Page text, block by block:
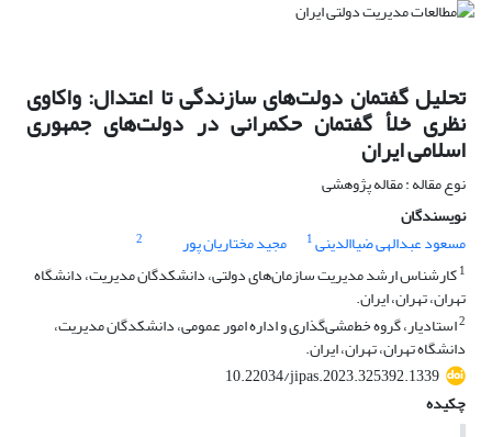
تحلیل گفتمان دولت‌های سازندگی تا اعتدال: واکاوی
نظری خلأ گفتمان حکمرانی در دولت‌های جمهوری
اسلامی ایران
نوع مقاله : مقاله پژوهشی
نویسندگان
مسعود عبدالهی ضیاالدینی1 مجید مختاریان پور
2
1کارشناس ارشد مدیریت سازمان‌های دولتی، دانشکدگان مدیریت، دانشگاه
تهران، تهران، ایران.
2استادیار، گروه خط‌مشی‌گذاری و اداره امور عمومی، دانشکدگان مدیریت،
دانشگاه تهران، تهران، ایران.
10.22034/jipas.2023.325392.1339
چکیده